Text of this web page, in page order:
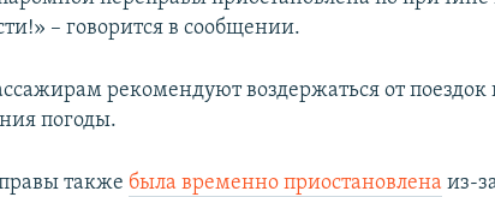
– говорится в сообщении.
рекомендуют воздержаться от поездок
погоды.
также была временно приостановлена из-